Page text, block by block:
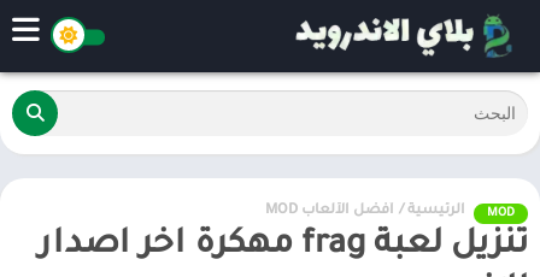
MOD الرئيسية / أفضل الألعاب MOD
تنزيل لعبة frag مهكرة اخر اصدار